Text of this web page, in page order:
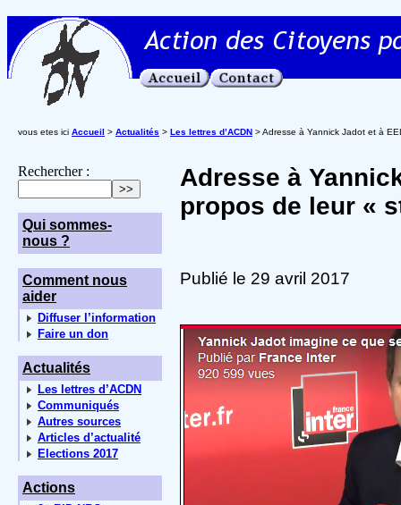
vous etes ici Accueil > Actualités > Les lettres d’ACDN > Adresse à Yannick Jadot et à
Rechercher :
Qui sommes-
nous ?
Comment nous
aider
Diffuser l’information
Faire un don
Actualités
Les lettres d’ACDN
Communiqués
Autres sources
Articles d’actualité
Elections 2017
Actions
Adresse à
propos de leur «
Publié le 29 avril 2017